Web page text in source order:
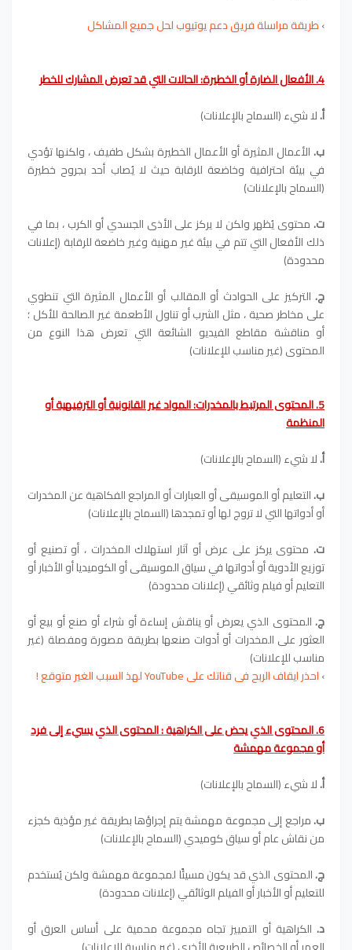
›طريقة مراسلة فريق دعم يوتيوب لحل جميع المشاكل
4. الأفعال الضارة أو الخطيرة: الحالات التي قد تعرض المشارك للخطر
أ.لا شيء (السماح بالإعلانات)
ب. الأعمال المثيرة أو الأعمال الخطيرة بشكل طفيف ، ولكنها تؤدي
في بيئة احترافية وخاضعة للرقابة حيث لا يُصاب أحد بجروح خطيرة
(السماح بالإعلانات)
ت. محتوى يُظهر ولكن لا يركز على الأذى الجسدي أو الكرب ، بما في
ذلك الأفعال التي تتم في بيئة غير مهنية وغير خاضعة للرقابة (إعلانات
محدودة)
ج. التركيز على الحوادث أو المقالب أو الأعمال المثيرة التي تنطوي
على مخاطر صحية ، مثل الشرب أو تناول الأطعمة غير الصالحة للأكل ؛
أو مناقشة مقاطع الفيديو الشائعة التي تعرض هذا النوع من
المحتوى (غير مناسب للإعلانات)
5. المحتوى المرتبط بالمخدرات: المواد غير القانونية أو الترفيهية أو
المنظمة
أ.لا شيء (السماح بالإعلانات)
ب.التعليم أو الموسيقى أو العبارات أو المراجع الفكاهية عن المخدرات
أو أدواتها التي لا تروج لها أو تمجدها (السماح بالإعلانات)
ت. محتوى يركز على عرض أو آثار استهلاك المخدرات ، أو تصنيع أو
توزيع الأدوية أو أدواتها في سياق الموسيقى أو الكوميديا ​​أو الأخبار أو
التعليم أو فيلم وثائقي (إعلانات محدودة)
ج. المحتوى الذي يعرض أو يناقش إساءة أو شراء أو صنع أو بيع أو
العثور على المخدرات أو أدوات صنعها بطريقة مصورة ومفصلة (غير
مناسب للإعلانات)
›احذر ايقاف الربح فى قناتك على YouTube لهذ السبب الغير متوقع !
6. المحتوى الذي يحض على الكراهية : المحتوى الذي يسيء إلى فرد
أو مجموعة مهمشة
أ.لا شيء (السماح بالإعلانات)
ب.مراجع إلى مجموعة مهمشة يتم إجراؤها بطريقة غير مؤذية كجزء
من نقاش عام أو سياق كوميدي (السماح بالإعلانات)
ج.المحتوى الذي قد يكون مسيئًا لمجموعة مهمشة ولكن يُستخدم
للتعليم أو الأخبار أو الفيلم الوثائقي (إعلانات محدودة)
د. الكراهية أو التمييز تجاه مجموعة محمية على أساس العرق أو